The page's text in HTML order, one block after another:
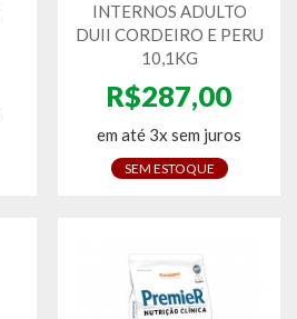
INTERNOS ADULTO
DUII CORDEIRO E PERU
10,1KG
R$287,00
em até 3x sem juros
SEM ESTOQUE